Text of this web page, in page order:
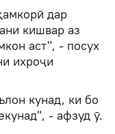
дар
кишвар аз
аст", - посух
ихроҷи
кунад, ки бо
- афзуд ӯ.